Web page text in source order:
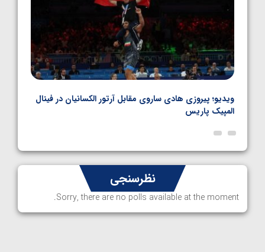
ویدیو؛ پیروزی هادی ساروی مقابل آرتور الکسانیان در فینال
المپیک پاریس
نظرسنجی
Sorry, there are no polls available at the moment.